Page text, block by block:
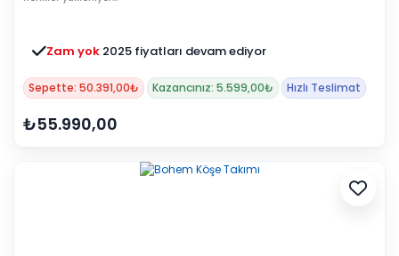
Zam yok 2025 fiyatları devam ediyor
Sepette: 50.391,00₺ Kazancınız: 5.599,00₺ Hızlı Teslimat
₺55.990,00